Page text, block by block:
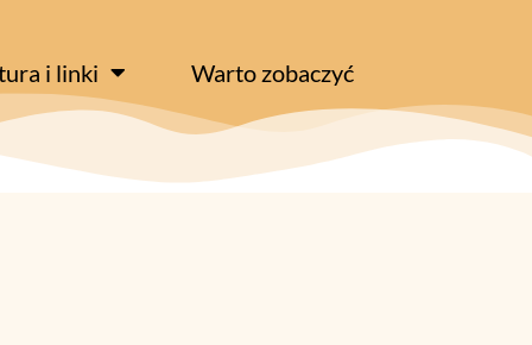
i linki
Warto zobaczyć